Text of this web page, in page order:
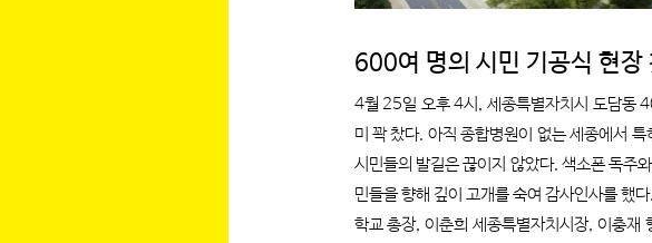
600여 명의 시민 기공식 현장
4월 25일 오후 4시, 세종특별자치시 도담동
미 꽉 찼다. 아직 종합병원이 없는 세종에서
시민들의 발길은 끊이지 않았다. 색소폰 독주
민들을 향해 깊이 고개를 숙여 감사인사를 했
학교 총장, 이춘희 세종특별자치시장, 이충재